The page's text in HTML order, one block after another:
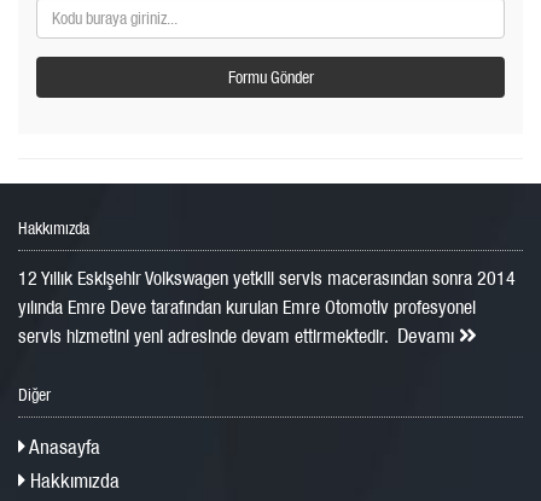
Hakkımızda
12 Yıllık Eskişehir Volkswagen yetkili servis macerasından sonra 2014
yılında Emre Deve tarafından kurulan Emre Otomotiv profesyonel
servis hizmetini yeni adresinde devam ettirmektedir. Devamı
Diğer
Anasayfa
Hakkımızda